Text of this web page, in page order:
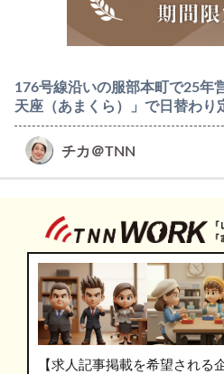
176号線沿いの服部本町で25年
天座（あまくら）」で日替わり
チカ＠TNN
【求人記事掲載を希望される